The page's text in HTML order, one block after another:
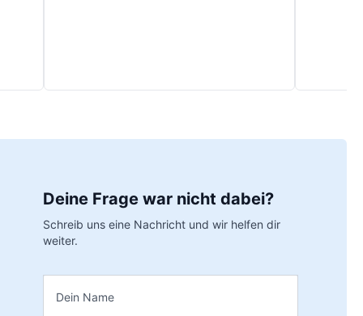
Deine Frage war nicht dabei?
Schreib uns eine Nachricht und wir helfen dir
weiter.